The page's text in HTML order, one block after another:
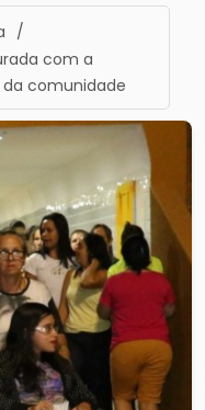
/
com a
comunidade